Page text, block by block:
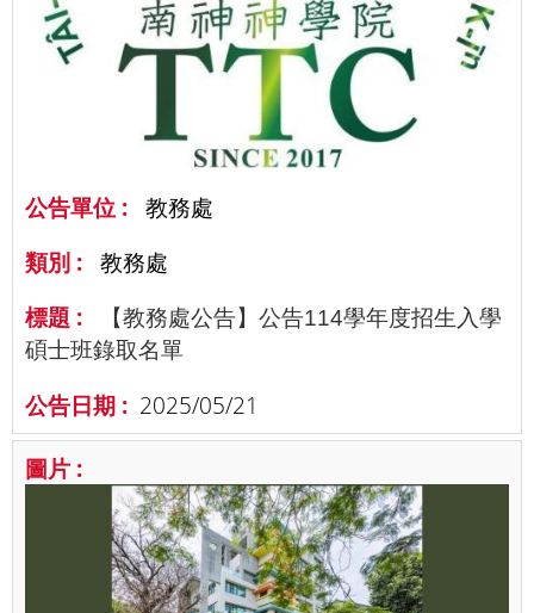
教務處
教務處
【教務處公告】公告114學年度招生入學
碩士班錄取名單
2025/05/21